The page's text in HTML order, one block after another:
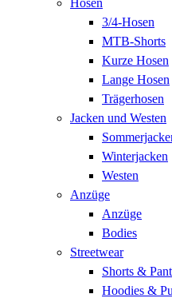
3/4-Hosen
MTB-Shorts
Kurze Hosen
Lange Hosen
Trägerhosen
Jacken und Westen
Winterjacken
Westen
Anzüge
Anzüge
Bodies
Streetwear
Shorts &
Hoodies &